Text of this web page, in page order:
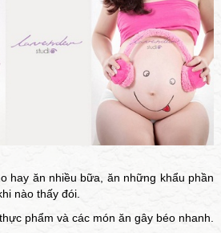
ăn nhiều bữa, ăn những khẩu phần
nào thấy đói.
phẩm và các món ăn gây béo nhanh.